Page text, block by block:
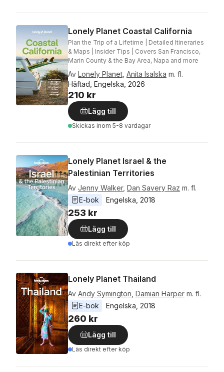
Lonely Planet Coastal California
Plan the Trip of a Lifetime | Detailed Itineraries
& Maps | Insider Tips | Covers San Francisco,
Marin County & the Bay Area, Napa and more
Av Lonely Planet Anita Isalska m. fl.
Häftad, Engelska, 2026
210 kr
Lägg till
Skickas inom 5-8 vardagar
Lonely Planet Israel & the
Palestinian Territories
Av Jenny Walker, Dan Savery Raz m. fl.
E-bok
Engelska 2018
253 kr
Lägg till
Läs direkt efter köp
Lonely Planet Thailand
Av Andy Symington Damian Harper m. fl.
E-bok
Engelska 2018
260 kr
Lägg till
Läs direkt efter köp